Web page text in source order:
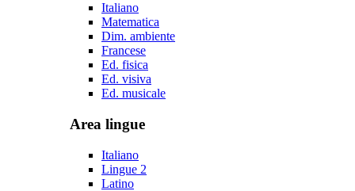
Italiano
Matematica
Dim. ambiente
Francese
Ed. fisica
Ed. visiva
Ed. musicale
Area lingue
Italiano
Lingue 2
Latino